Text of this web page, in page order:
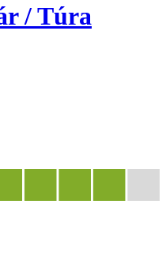
/ Túra